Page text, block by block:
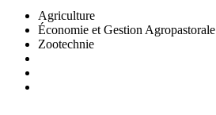
Agriculture
Économie et Gestion Agropastorale
Zootechnie